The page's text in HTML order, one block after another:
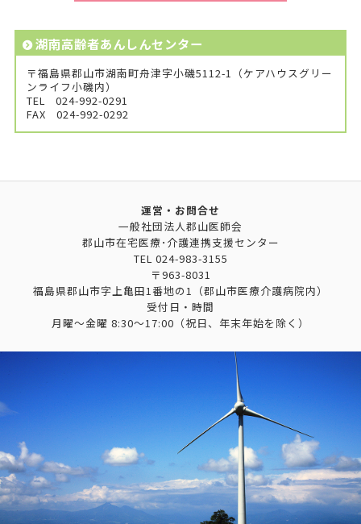
湖南高齢者あんしんセンター
〒福島県郡山市湖南町舟津字小磯5112-1（ケアハウスグリー
ンライフ小磯内）
TEL
024-992-0291
FAX
024-992-0292
運営・お問合せ
一般社団法人郡山医師会
郡山市在宅医療･介護連携支援センター
TEL 024-983-3155
〒963-8031
福島県郡山市字上亀田1番地の1（郡山市医療介護病院内）
受付日・時間
月曜～金曜 8:30～17:00（祝日、年末年始を除く）